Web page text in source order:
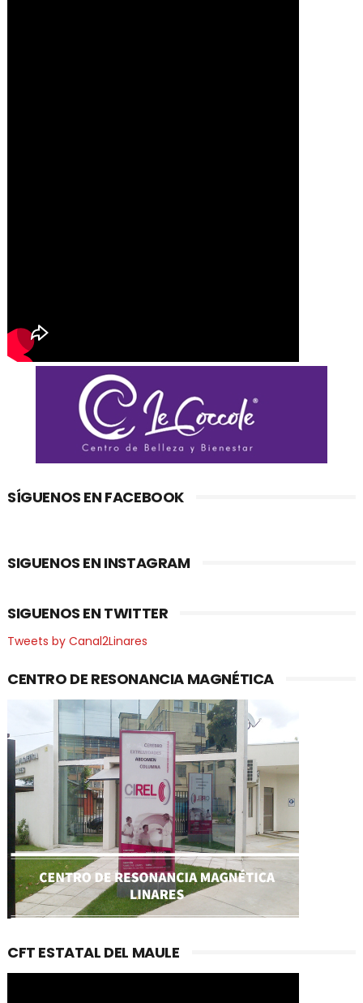
SÍGUENOS EN FACEBOOK
SIGUENOS EN INSTAGRAM
SIGUENOS EN TWITTER
Tweets by Canal2Linares
CENTRO DE RESONANCIA MAGNÉTICA
CFT ESTATAL DEL MAULE